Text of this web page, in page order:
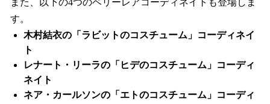
また、以下の4つのベリーレアコーディネイトも登場しま
す。
木村結衣の「ラビットのコスチューム」コーディネイ
ト
レナート・リーラの「ヒデのコスチューム」コーディ
ネイト
ネア・カールソンの「エトのコスチューム」コーディ